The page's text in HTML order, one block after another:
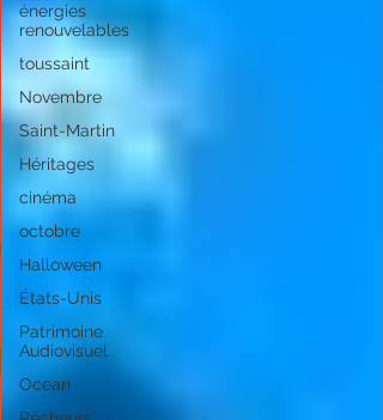
énergies
renouvelables
toussaint
Novembre
Saint-Martin
Héritages
cinéma
octobre
Halloween
États-Unis
Patrimoine
Audiovisuel
Ocean